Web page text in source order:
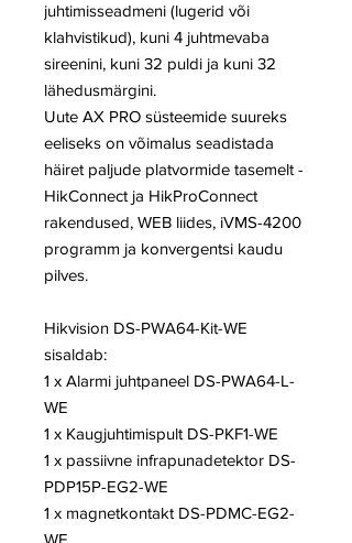
juhtimisseadmeni (lugerid või
klahvistikud), kuni 4 juhtmevaba
sireenini, kuni 32 puldi ja kuni 32
lähedusmärgini.
Uute AX PRO süsteemide suureks
eeliseks on võimalus seadistada
häiret paljude platvormide tasemelt -
HikConnect ja HikProConnect
rakendused, WEB liides, iVMS-4200
programm ja konvergentsi kaudu
pilves.
Hikvision DS-PWA64-Kit-WE
sisaldab:
1 x Alarmi juhtpaneel DS-PWA64-L-
WE
1 x Kaugjuhtimispult DS-PKF1-WE
1 x passiivne infrapunadetektor DS-
PDP15P-EG2-WE
1 x magnetkontakt DS-PDMC-EG2-